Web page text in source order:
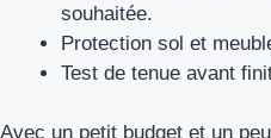
souhaitée.
Protection sol et
Test de tenue avant
Avec un petit budget et un